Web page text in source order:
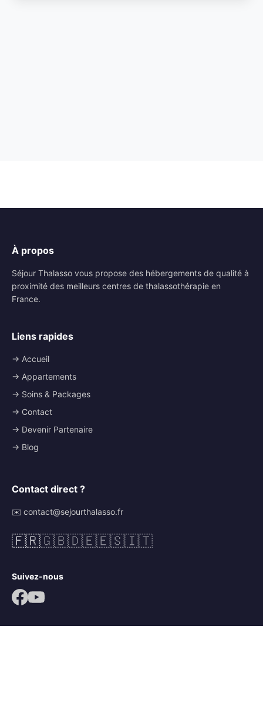
À propos
Séjour Thalasso vous propose des hébergements de qualité à
proximité des meilleurs centres de thalassothérapie en
France.
Liens rapides
→ Accueil
→ Appartements
→ Soins & Packages
→ Contact
→ Devenir Partenaire
→ Blog
Contact direct ?
✉️ contact@sejourthalasso.fr
🇫🇷🇬🇧🇩🇪🇪🇸🇮🇹
Suivez-nous